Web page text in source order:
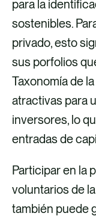
para la
sostenibles.
privado, esto
sus porfolios
Taxonomía de
atractivas para
inversores, lo
entradas de
Participar en la
voluntarios de
también puede